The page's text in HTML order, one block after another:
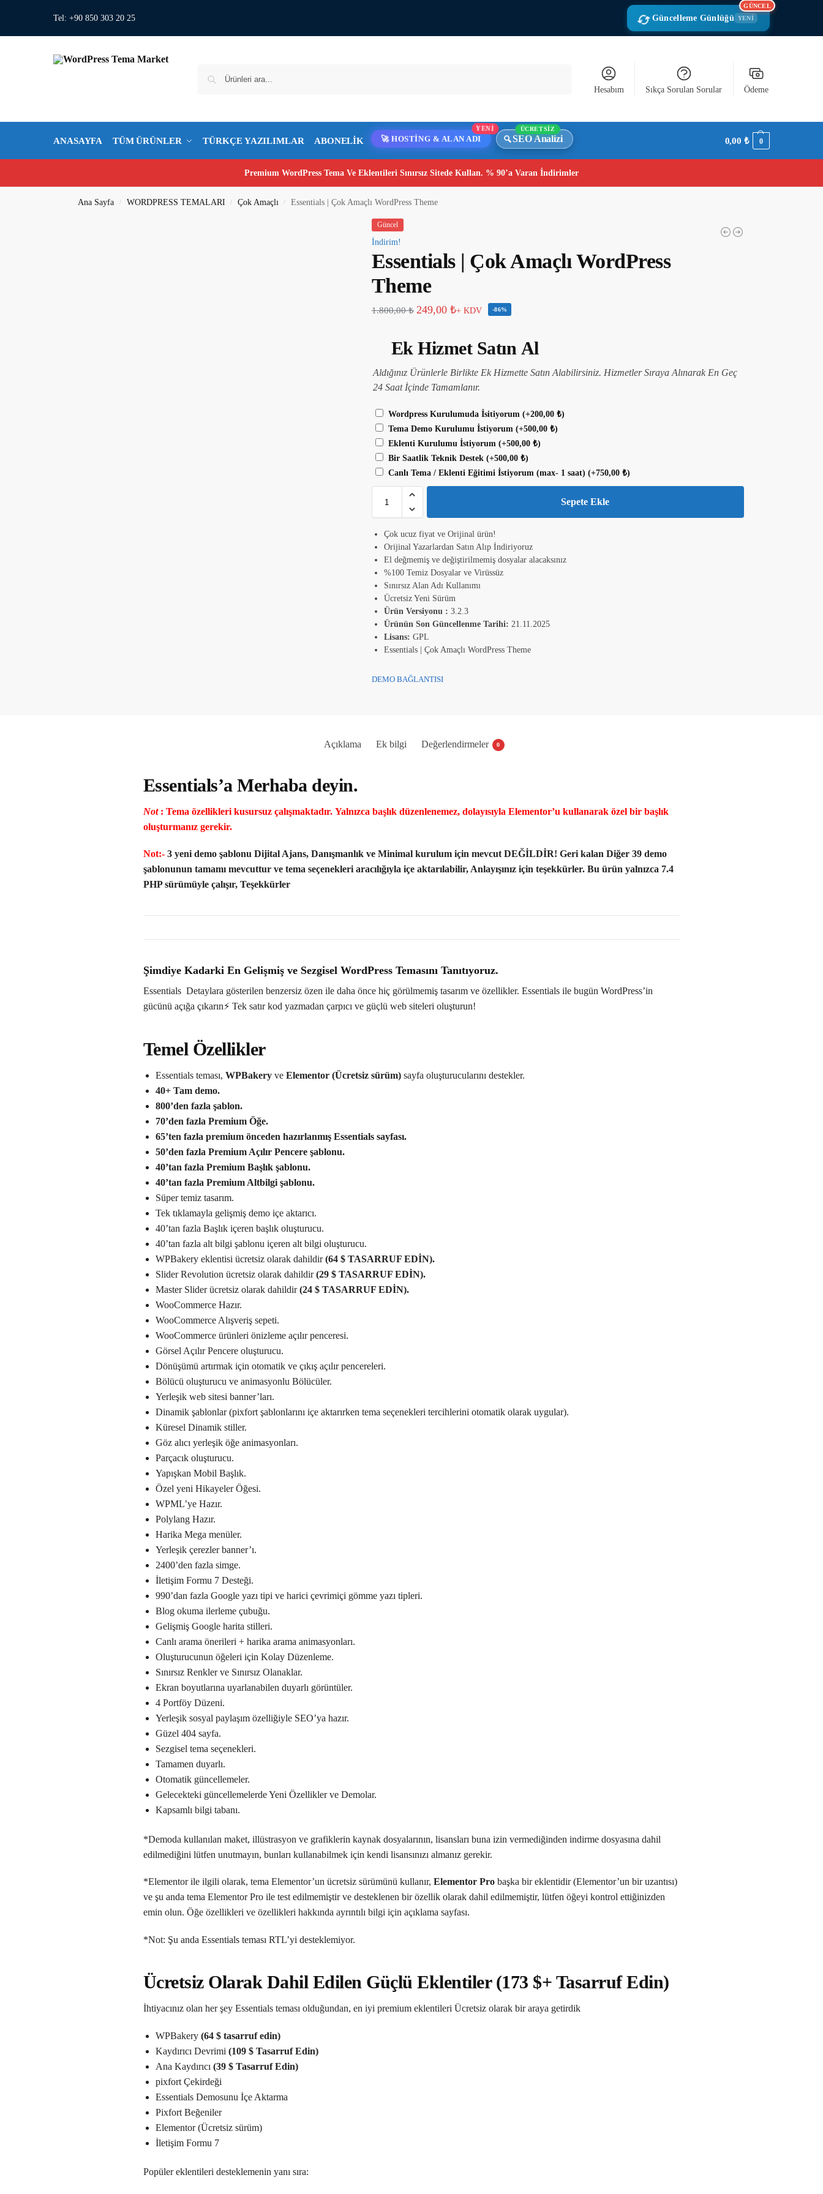
Tel: +90 850 303 20 25 Güncelleme Günlüğü YENİ
GÜNCEL
Hesabım Sıkça Sorulan Sorular Ödeme
ANASAYFA TÜM ÜRÜNLER TÜRKÇE YAZILIMLAR ABONELİK 🚀 HOSTİNG & ALAN ADI
YENİ
SEO Analizi
ÜCRETSİZ
0,00₺ 0
Premium WordPress Tema Ve Eklentileri Sınırsız Sitede Kullan. % 90’a Varan İndirimler
Ana Sayfa / WORDPRESS TEMALARI / Çok Amaçlı / Essentials | Çok Amaçlı WordPress Theme
Güncel
İndirim!
Essentials | Çok Amaçlı WordPress
Theme
1.800,00₺ 249,00 ₺+ KDV -86%
Ek Hizmet Satın Al
Aldığınız Ürünlerle Birlikte Ek Hizmette Satın Alabilirsiniz. Hizmetler Sıraya Alınarak En Geç
24 Saat İçinde Tamamlanır.
Wordpress Kurulumuda İsitiyorum (+200,00 ₺)
Tema Demo Kurulumu İstiyorum (+500,00 ₺)
Eklenti Kurulumu İstiyorum (+500,00 ₺)
Bir Saatlik Teknik Destek (+500,00 ₺)
Canlı Tema / Eklenti Eğitimi İstiyorum (max- 1 saat) (+750,00 ₺)
Sepete Ekle
Çok ucuz fiyat ve Orijinal ürün!
Orijinal Yazarlardan Satın Alıp İndiriyoruz
El değmemiş ve değiştirilmemiş dosyalar alacaksınız
%100 Temiz Dosyalar ve Virüssüz
Sınırsız Alan Adı Kullanımı
Ücretsiz Yeni Sürüm
Ürün Versiyonu : 3.2.3
Ürünün Son Güncellenme Tarihi: 21.11.2025
Lisans: GPL
Essentials | Çok Amaçlı WordPress Theme
DEMO BAĞLANTISI
Açıklama Ek bilgi Değerlendirmeler 0
Essentials’a Merhaba deyin.
Not: Tema özellikleri kusursuz çalışmaktadır. Yalnızca başlık düzenlenemez, dolayısıyla Elementor’u kullanarak özel bir başlık
oluşturmanız gerekir.
Not:-3 yeni demo şablonu Dijital Ajans, Danışmanlık ve Minimal kurulum için mevcut DEĞİLDİR! Geri kalan Diğer 39 demo
şablonunun tamamı mevcuttur ve tema seçenekleri aracılığıyla içe aktarılabilir, Anlayışınız için teşekkürler. Bu ürün yalnızca 7.4
PHP sürümüyle çalışır, Teşekkürler
Şimdiye Kadarki En Gelişmiş ve Sezgisel WordPress Temasını Tanıtıyoruz.
Essentials Detaylara gösterilen benzersiz özen ile daha önce hiç görülmemiş tasarım ve özellikler. Essentials ile bugün WordPress’in
gücünü açığa çıkarın⚡️ Tek satır kod yazmadan çarpıcı ve güçlü web siteleri oluşturun!
Temel Özellikler
Essentials teması, WPBakeryve Elementor (Ücretsiz sürüm)sayfa oluşturucularını destekler.
40+ Tam demo.
800’den fazla şablon.
70’den fazla Premium Öğe.
65’ten fazla premium önceden hazırlanmış Essentials sayfası.
50’den fazla Premium Açılır Pencere şablonu.
40’tan fazla Premium Başlık şablonu.
40’tan fazla Premium Altbilgi şablonu.
Süper temiz tasarım.
Tek tıklamayla gelişmiş demo içe aktarıcı.
40’tan fazla Başlık içeren başlık oluşturucu.
40’tan fazla alt bilgi şablonu içeren alt bilgi oluşturucu.
WPBakery eklentisi ücretsiz olarak dahildir(64 $ TASARRUF EDİN).
Slider Revolution ücretsiz olarak dahildir(29 $ TASARRUF EDİN).
Master Slider ücretsiz olarak dahildir(24 $ TASARRUF EDİN).
WooCommerce Hazır.
WooCommerce Alışveriş sepeti.
WooCommerce ürünleri önizleme açılır penceresi.
Görsel Açılır Pencere oluşturucu.
Dönüşümü artırmak için otomatik ve çıkış açılır pencereleri.
Bölücü oluşturucu ve animasyonlu Bölücüler.
Yerleşik web sitesi banner’ları.
Dinamik şablonlar (pixfort şablonlarını içe aktarırken tema seçenekleri tercihlerini otomatik olarak uygular).
Küresel Dinamik stiller.
Göz alıcı yerleşik öğe animasyonları.
Parçacık oluşturucu.
Yapışkan Mobil Başlık.
Özel yeni Hikayeler Öğesi.
WPML’ye Hazır.
Polylang Hazır.
Harika Mega menüler.
Yerleşik çerezler banner’ı.
2400’den fazla simge.
İletişim Formu 7 Desteği.
990’dan fazla Google yazı tipi ve harici çevrimiçi gömme yazı tipleri.
Blog okuma ilerleme çubuğu.
Gelişmiş Google harita stilleri.
Canlı arama önerileri + harika arama animasyonları.
Oluşturucunun öğeleri için Kolay Düzenleme.
Sınırsız Renkler ve Sınırsız Olanaklar.
Ekran boyutlarına uyarlanabilen duyarlı görüntüler.
4 Portföy Düzeni.
Yerleşik sosyal paylaşım özelliğiyle SEO’ya hazır.
Güzel 404 sayfa.
Sezgisel tema seçenekleri.
Tamamen duyarlı.
Otomatik güncellemeler.
Gelecekteki güncellemelerde Yeni Özellikler ve Demolar.
Kapsamlı bilgi tabanı.
*Demoda kullanılan maket, illüstrasyon ve grafiklerin kaynak dosyalarının, lisansları buna izin vermediğinden indirme dosyasına dahil
edilmediğini lütfen unutmayın, bunları kullanabilmek için kendi lisansınızı almanız gerekir.
*Elementor ile ilgili olarak, tema Elementor’un ücretsiz sürümünü kullanır, Elementor Probaşka bir eklentidir (Elementor’un bir uzantısı)
ve şu anda tema Elementor Pro ile test edilmemiştir ve desteklenen bir özellik olarak dahil edilmemiştir, lütfen öğeyi kontrol ettiğinizden
emin olun. Öğe özellikleri ve özellikleri hakkında ayrıntılı bilgi için açıklama sayfası.
*Not: Şu anda Essentials teması RTL’yi desteklemiyor.
Ücretsiz Olarak Dahil Edilen Güçlü Eklentiler (173 $+ Tasarruf Edin)
İhtiyacınız olan her şey Essentials teması olduğundan, en iyi premium eklentileri Ücretsiz olarak bir araya getirdik
WPBakery (64 $ tasarruf edin)
Kaydırıcı Devrimi (109 $ Tasarruf Edin)
Ana Kaydırıcı (39 $ Tasarruf Edin)
pixfort Çekirdeği
Essentials Demosunu İçe Aktarma
Pixfort Beğeniler
Elementor (Ücretsiz sürüm)
İletişim Formu 7
Popüler eklentileri desteklemenin yanı sıra: